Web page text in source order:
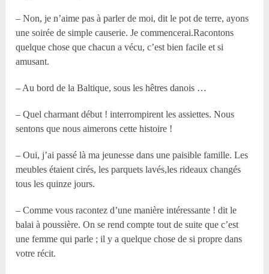
– Non, je n’aime pas à parler de moi, dit le pot de terre, ayons
une soirée de simple causerie. Je commencerai.Racontons
quelque chose que chacun a vécu, c’est bien facile et si
amusant.
– Au bord de la Baltique, sous les hêtres danois …
– Quel charmant début ! interrompirent les assiettes. Nous
sentons que nous aimerons cette histoire !
– Oui, j’ai passé là ma jeunesse dans une paisible famille. Les
meubles étaient cirés, les parquets lavés,les rideaux changés
tous les quinze jours.
– Comme vous racontez d’une manière intéressante ! dit le
balai à poussière. On se rend compte tout de suite que c’est
une femme qui parle ; il y a quelque chose de si propre dans
votre récit.